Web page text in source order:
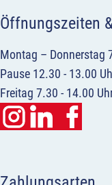
Öffnungszeiten
Montag – Donnerstag
Pause 12.30 - 13.00
Freitag 7.30 - 14.00